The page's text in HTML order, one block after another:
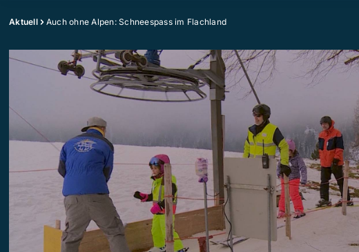
Aktuell Auch ohne Alpen: Schneespass im Flachland